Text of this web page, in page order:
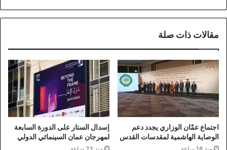
مقالات ذات صلة
اجتماع عمّان الوزاري يجدد دعم
الوصاية الهاشمية لمقدسات القدس
إسدال الستار على الدورة السابعة
لمهرجان عمان السينمائي الدولي